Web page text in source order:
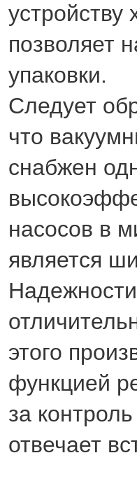
позволяет
упаковки.
Следует
что
снабжен
насосов в
является
этого
функцией
за
отвечает